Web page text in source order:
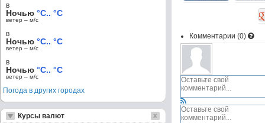
Комментарии (0)
в
Ночью °C.. °C
ветер – м/c
в
Ночью °C.. °C
ветер – м/c
в
Ночью °C.. °C
ветер – м/c
Погода в других городах
Курсы валют